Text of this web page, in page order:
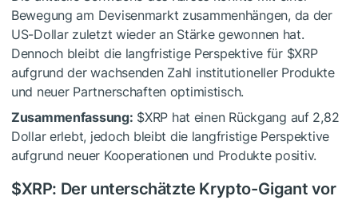
Bewegung am Devisenmarkt zusammenhängen, da der
US-Dollar zuletzt wieder an Stärke gewonnen hat.
Dennoch bleibt die langfristige Perspektive für $XRP
aufgrund der wachsenden Zahl institutioneller Produkte
und neuer Partnerschaften optimistisch.
Zusammenfassung: $XRP hat einen Rückgang auf 2,82
Dollar erlebt, jedoch bleibt die langfristige Perspektive
aufgrund neuer Kooperationen und Produkte positiv.
$XRP: Der unterschätzte Krypto-Gigant vor